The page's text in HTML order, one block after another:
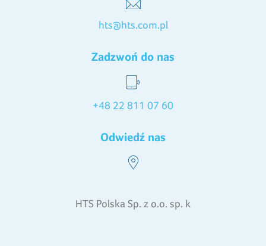
hts@hts.com.pl
Zadzwoń do nas
+48 22 811 07 60
Odwiedź nas
HTS Polska Sp. z o.o. sp. k